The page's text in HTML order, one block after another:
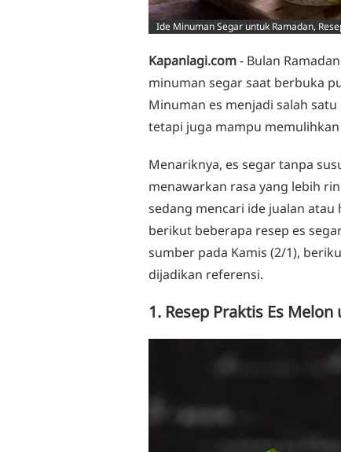
Ide Minuman Segar untuk Ramadan,
Kapanlagi.com- Bulan
minuman segar saat berbuka
Minuman es menjadi salah
tetapi juga mampu
Menariknya, es segar tanpa
menawarkan rasa yang lebih
sedang mencari ide jualan
berikut beberapa resep es
sumber pada Kamis (2/1),
dijadikan referensi.
1. Resep Praktis Es